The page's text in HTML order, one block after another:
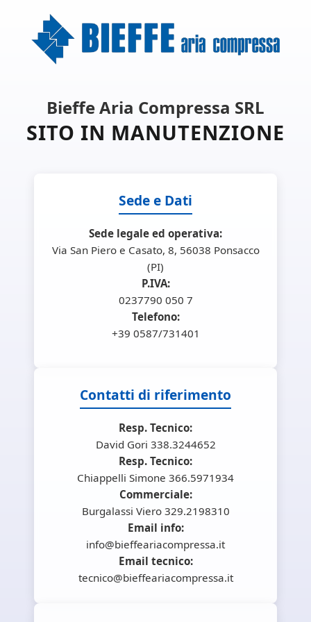
Bieffe Aria Compressa SRL
SITO IN MANUTENZIONE
Sede e Dati
Sede legale ed operativa:
Via San Piero e Casato, 8, 56038 Ponsacco
(PI)
P.IVA:
0237790 050 7
Telefono:
+39 0587/731401
Contatti di riferimento
Resp. Tecnico:
David Gori 338.3244652
Resp. Tecnico:
Chiappelli Simone 366.5971934
Commerciale:
Burgalassi Viero 329.2198310
Email info:
info@bieffeariacompressa.it
Email tecnico:
tecnico@bieffeariacompressa.it